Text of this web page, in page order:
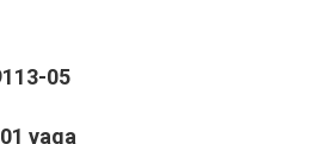
05
vaga